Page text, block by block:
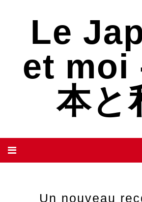
Le
et moi
本と
Un nouveau